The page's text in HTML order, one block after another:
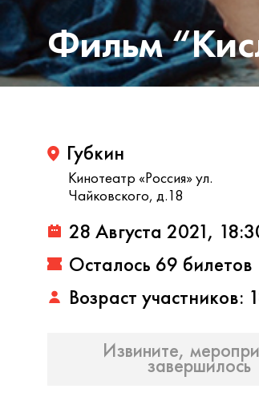
Фильм
Губкин
Кинотеатр «Россия» ул.
Чайковского, д.18
28 Августа 2021,
Осталось 69 билетов
Возраст участников:
Извините,
завершилось